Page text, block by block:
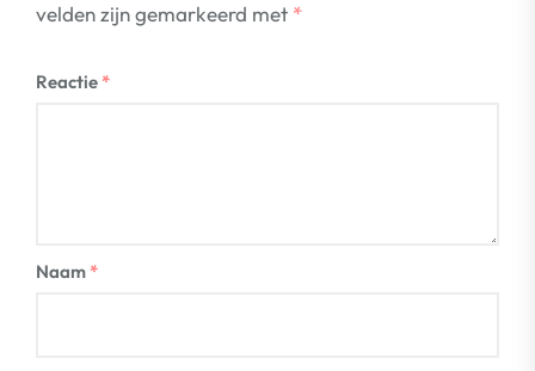
velden zijn gemarkeerd met *
Reactie *
Naam *